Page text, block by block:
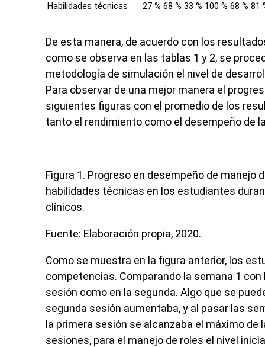
Habilidades técnicas 27 % 68 % 33 % 100 % 68 % 81
De esta manera, de acuerdo con los
como se observa en las tablas 1 y 2, se
metodología de simulación el nivel de
Para observar de una mejor manera el
siguientes figuras con el promedio de los
tanto el rendimiento como el desempeño de
Figura 1. Progreso en desempeño de manejo
habilidades técnicas en los estudiantes
clínicos.
Fuente: Elaboración propia, 2020.
Como se muestra en la figura anterior, los
competencias. Comparando la semana 1
sesión como en la segunda. Algo que se
segunda sesión aumentaba, y al pasar las
la primera sesión se alcanzaba el máximo
sesiones, para el manejo de roles el nivel